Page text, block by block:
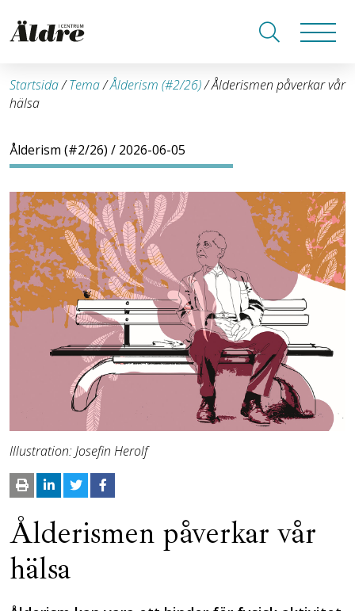
Startsida/Tema/Ålderism (#2/26)/Ålderismen påverkar vår
hälsa
Ålderism (#2/26) / 2026-06-05
Illustration: Josefin Herolf
Ålderismen påverkar vår
hälsa